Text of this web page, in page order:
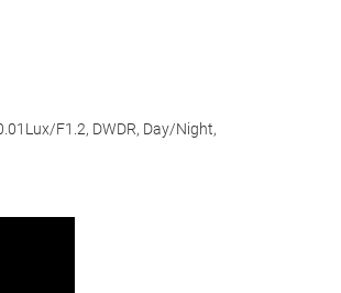
F1.2, DWDR, Day/Night,